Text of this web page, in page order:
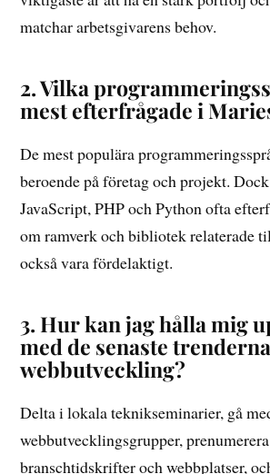
matchar arbetsgivarens behov.
2. Vilka
mest efterfrågade i
De mest populära
beroende på företag och projekt.
JavaScript, PHP och Python ofta
om ramverk och bibliotek relaterade
också vara fördelaktigt.
3. Hur kan jag hålla mig
med de senaste
webbutveckling?
Delta i lokala teknikseminarier, gå
webbutvecklingsgrupper,
branschtidskrifter och webbplatser,